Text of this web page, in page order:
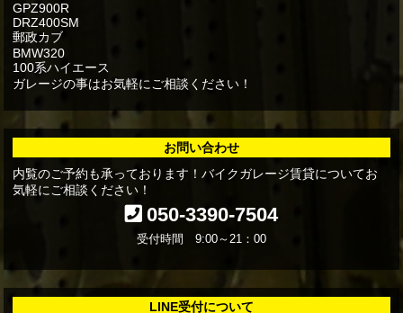
GPZ900R
DRZ400SM
郵政カブ
BMW320
100系ハイエース
ガレージの事はお気軽にご相談ください！
お問い合わせ
内覧のご予約も承っております！バイクガレージ賃貸についてお
気軽にご相談ください！
050-3390-7504
受付時間 9:00～21：00
LINE受付について